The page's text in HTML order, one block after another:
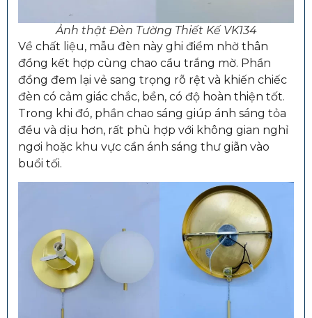
Ảnh thật Đèn Tường Thiết Kế VK134
Về chất liệu, mẫu đèn này ghi điểm nhờ thân
đồng kết hợp cùng chao cầu trắng mờ. Phần
đồng đem lại vẻ sang trọng rõ rệt và khiến chiếc
đèn có cảm giác chắc, bền, có độ hoàn thiện tốt.
Trong khi đó, phần chao sáng giúp ánh sáng tỏa
đều và dịu hơn, rất phù hợp với không gian nghỉ
ngơi hoặc khu vực cần ánh sáng thư giãn vào
buổi tối.